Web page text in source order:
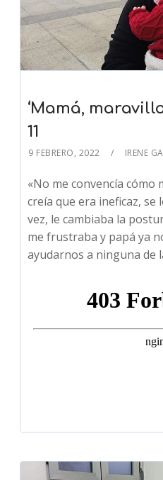
‘Mamá,
11
9 FEBRERO, 2022 IRENE
«No me convencía cómo
creía que era ineficaz,
vez, le cambiaba la
me frustraba y papá ya
ayudarnos a ninguna de